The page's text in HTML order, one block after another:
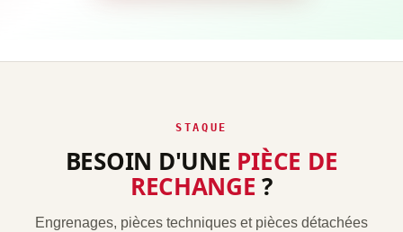
STAQUE
BESOIN D'UNE PIÈCE DE
RECHANGE ?
Engrenages, pièces techniques et pièces détachées